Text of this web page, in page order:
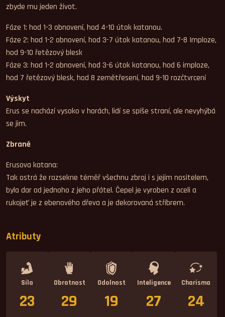
zbyde mu jeden život.
Fáze 1: hod 1-3 obnovení, hod 4-10 útok katanou.
Fáze 2: hod 1-2 obnovení, hod 3-7 útok katanou, hod 7-8 Imploze,
hod 9-10 řetězový blesk
Fáze 3: hod 1-2 obnovení, hod 3-6 útok katanou, hod 6 imploze,
hod 7 řetězový blesk, hod 8 zemětřesení, hod 9-10 rozčtvrcení
Výskyt
Erus se nachází vysoko v horách, lidí se spíše straní, ale nevyhýbá
se jim.
Zbraně
Erusova katana:
Tak ostrá že rozsekne téměř všechnu zbroj i s jejím nositelem,
byla dar od jednoho z jeho přátel. Čepel je vyroben z oceli a
rukojeť je z ebenového dřeva a je dekorovaná stříbrem.
Atributy
Síla
23
Obratnost
29
Odolnost
19
Inteligence
27
Charisma
24